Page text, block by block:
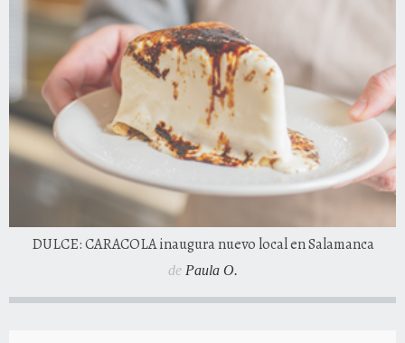
DULCE: CARACOLA inaugura nuevo local en Salamanca
de Paula O.